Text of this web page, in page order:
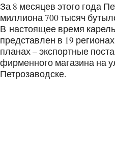
За 8 месяцев этого года
миллиона 700 тысяч
В настоящее время
представлен в 19
планах – экспортные
фирменного магазина на
Петрозаводске.